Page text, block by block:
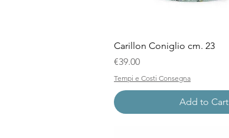
Quick View
Carillon Coniglio cm. 23
Price
€39.00
Tempi e Costi Consegna
Add to Cart